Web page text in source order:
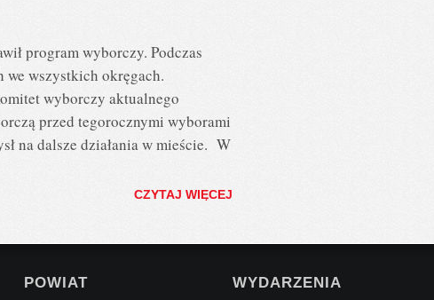
program wyborczy. Podczas
we wszystkich okręgach.
wyborczy aktualnego
przed tegorocznymi wyborami
na dalsze działania w mieście. W
CZYTAJ WIĘCEJ
POWIAT WYDARZENIA